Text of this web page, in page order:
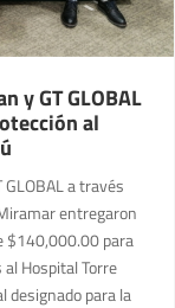
y GT GLOBAL
al
a través
entregaron
$140,000.00 para
Hospital Torre
designado para la